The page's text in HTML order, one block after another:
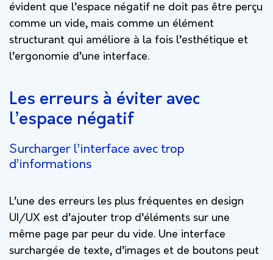
évident que l’espace négatif ne doit pas être perçu
comme un vide, mais comme un élément
structurant qui améliore à la fois l’esthétique et
l’ergonomie d’une interface.
Les erreurs à éviter avec
l’espace négatif
Surcharger l’interface avec trop
d’informations
L’une des erreurs les plus fréquentes en design
UI/UX est d’ajouter trop d’éléments sur une
même page par peur du vide. Une interface
surchargée de texte, d’images et de boutons peut